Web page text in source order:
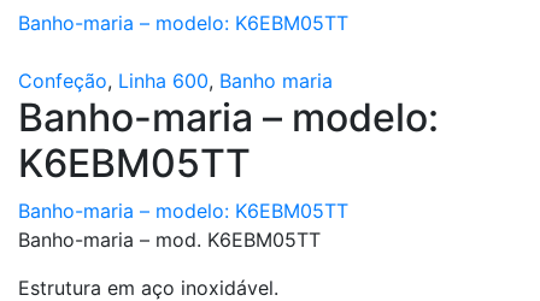
Banho-maria – modelo: K6EBM05TT
Confeção, Linha 600, Banho maria
Banho-maria – modelo:
K6EBM05TT
Banho-maria – modelo: K6EBM05TT
Banho-maria – mod. K6EBM05TT
Estrutura em aço inoxidável.